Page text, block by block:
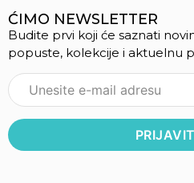
ĆIMO NEWSLETTER
Budite prvi koji će saznati
popuste, kolekcije i aktuelnu